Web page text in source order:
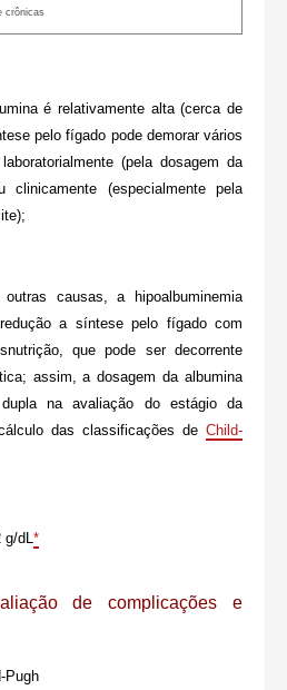
crônicas
é relativamente alta (cerca de
pelo fígado pode demorar vários
(pela dosagem da
clinicamente (especialmente pela
causas, a hipoalbuminemia
a síntese pelo fígado com
que pode ser decorrente
assim, a dosagem da albumina
na avaliação do estágio da
das classificações de Child-
g/dL*
decomplicações e
Pugh